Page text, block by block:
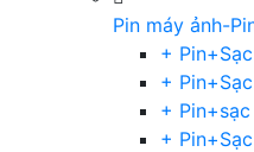
Pin máy ảnh-
+
+
+
+